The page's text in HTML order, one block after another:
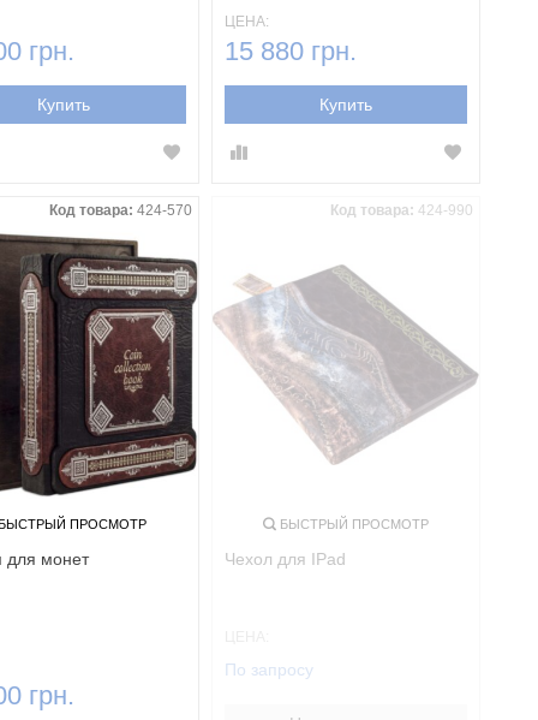
грн.
Купить
ЦЕНА:
15 880 грн.
Купить
Код товара: 424-570
ПРОСМОТР
для монет
грн.
Код товара: 424-990
БЫСТРЫЙ ПРОСМОТР
Чехол для IPad
По запросу